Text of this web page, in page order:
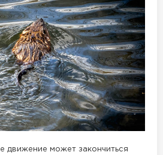
движение может закончиться